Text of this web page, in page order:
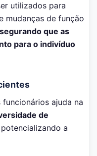
utilizados para
mudanças de função
que as
para o indivíduo
ajuda na
de
potencializando a